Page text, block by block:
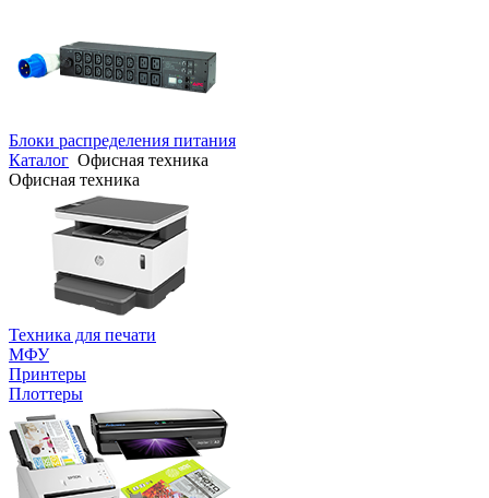
Блоки распределения питания
Каталог Офисная техника
Офисная техника
Техника для печати
МФУ
Принтеры
Плоттеры